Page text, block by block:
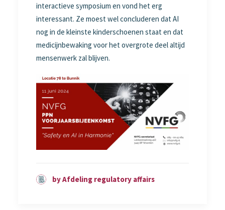
interactieve symposium en vond het erg
interessant. Ze moest wel concluderen dat AI
nog in de kleinste kinderschoenen staat en dat
medicijnbewaking voor het overgrote deel altijd
mensenwerk zal blijven.
by Afdeling regulatory affairs